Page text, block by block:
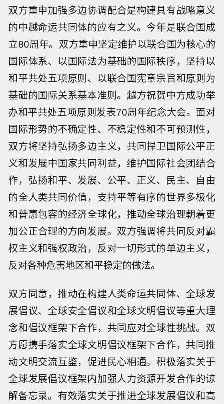
双方重申加强多边协调配合是构建具有战略意义
的中越命运共同体的应有之义。今年是联合国成
立80周年。双方重申坚定维护以联合国为核心的
国际体系、以国际法为基础的国际秩序，坚持以
和平共处五项原则、以联合国宪章宗旨和原则为
基础的国际关系基本准则。越方祝贺中方成功举
办和平共处五项原则发表70周年纪念大会。面对
国际形势的不确定性、不稳定性和不可预测性，
双方将坚持弘扬多边主义，共同捍卫国际公平正
义和发展中国家共同利益，维护国际社会团结合
作，弘扬和平、发展、公平、正义、民主、自由
的全人类共同价值，支持平等有序的世界多极化
和普惠包容的经济全球化，推动全球治理朝着更
加公正合理的方向发展。双方强调将共同反对霸
权主义和强权政治，反对一切形式的单边主义，
反对各种危害地区和平稳定的做法。
双方同意，推动在构建人类命运共同体、全球发
展倡议、全球安全倡议和全球文明倡议等重大理
念和倡议框架下合作，共同应对全球性挑战。双
方愿携手落实全球文明倡议框架下合作，共同推
动文明交流互鉴，促进民心相通。积极落实关于
全球发展倡议框架内加强人力资源开发合作的谅
解备忘录。有效落实关于推进全球发展倡议和高